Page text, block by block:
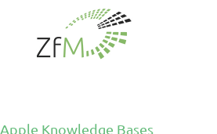
springen
Apple Knowledge Bases